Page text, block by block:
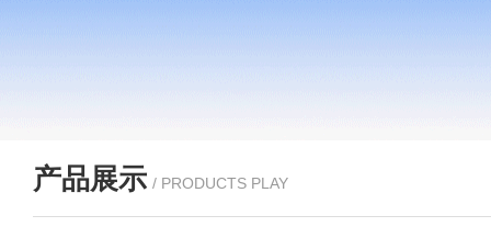
产品展示 / PRODUCTS PLAY